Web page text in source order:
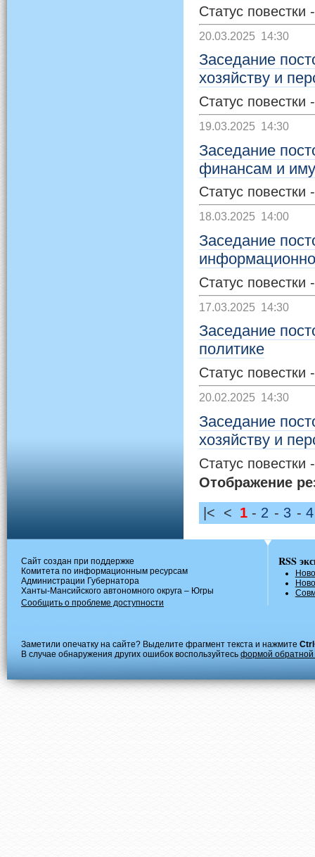
Статус повестки
20.03.2025 14:30
Заседание
хозяйству и
Статус повестки
19.03.2025 14:30
Заседание
финансам и
Статус повестки
18.03.2025 14:00
Заседание
Статус повестки
17.03.2025 14:30
Заседание
политике
Статус повестки
20.02.2025 14:30
Заседание
хозяйству и
Статус повестки
Отображение
|< < 1 - 2 - 3 - 4
Сайт создан при поддержке
Комитета по информационным ресурсам
Администрации Губернатора
Ханты-Мансийского автономного округа – Югры
Сообщить о проблеме доступности
RSS
Заметили опечатку на сайте? Выделите фрагмент текста и нажмите
В случае обнаружения других ошибок воспользуйтесь формой обратной